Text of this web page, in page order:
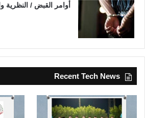
أوامر القبض / النظرية
Recent Tech News